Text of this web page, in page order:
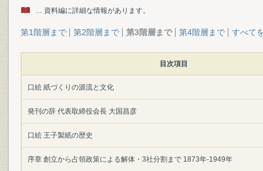
… 資料編に詳細な情報があります。
第1階層まで 第2階層まで 第3階層まで 第4階層まで すべて
目次項目
口絵 紙づくりの源流と文化
発刊の辞 代表取締役会長 大国昌彦
口絵 王子製紙の歴史
序章 創立から占領政策による解体・3社分割まで 1873年-1949年